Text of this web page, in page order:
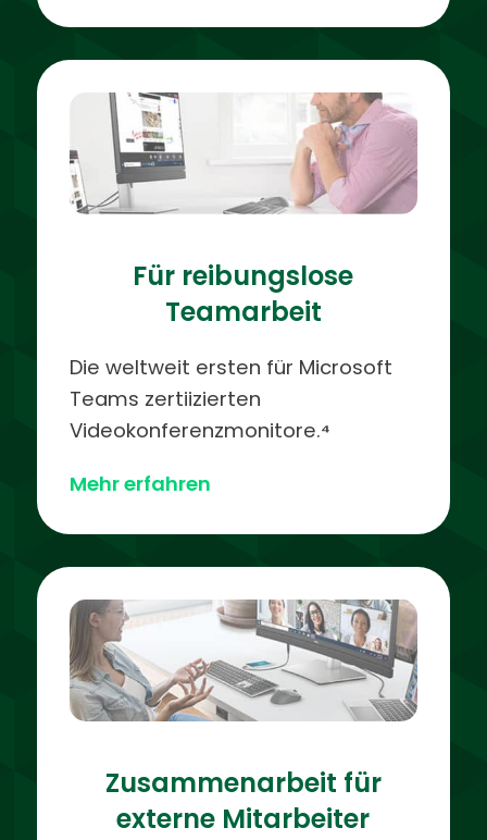
Für reibungslose
Teamarbeit
Die weltweit ersten für Microsoft
Teams zertiizierten
Videokonferenzmonitore.⁴
Mehr erfahren
Zusammenarbeit für
externe Mitarbeiter